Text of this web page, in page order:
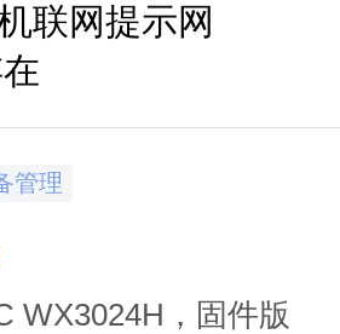
联网提示网
管理
WX3024H，固件版